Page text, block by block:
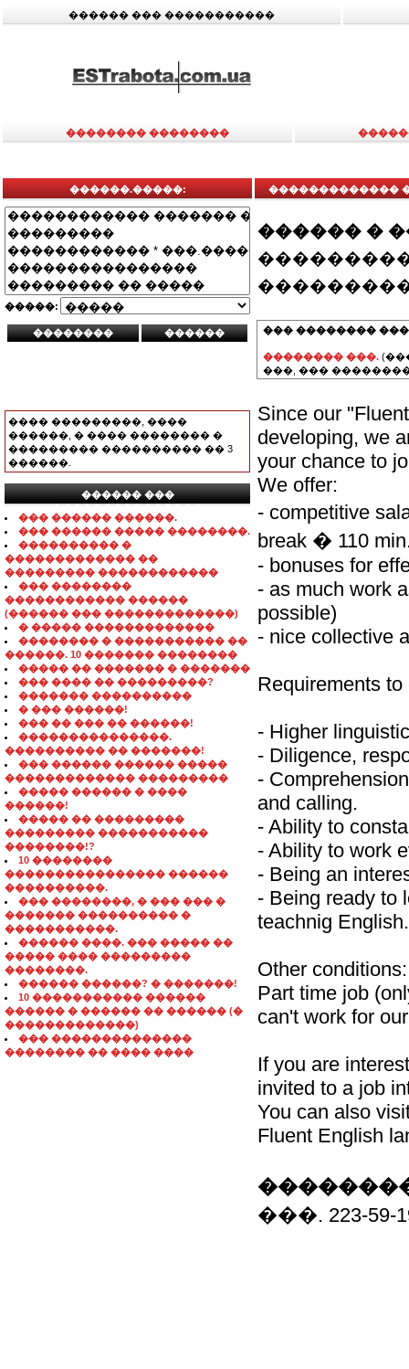
������ ��� �����������
�������� ��������
������.�����:
�����:
���� ���������, ����
������, � ���� �������� �
��������� ���������� �� 3
������.
������ ���
���������������
��� ������ ������.
��� ������ ����� ��������.
���������� �
������������� ��
��������� ������������
��� ��������
������������ ������
(������ ��� �������������)
� ����� �������������
�������� � ����������� ��
������. 10 ������� ��������
����� �� ������� � �������
��� ���� �� ���������?
������� ����������
� ��� ������!
��� �� ��� �� ������!
���������������.
���������� �� �������!
��� ������ ������ �����
������������� ���������
����� ������ � ����
������!
����� �� ���������
��������� �����������
��������!?
10 ��������
���������������� ������
����������.
��� ��������, � ��� ��� �
������� ���������� �
�����������.
������ ����. ��� ����� ��
����� ���� ���������
��������.
������ ������? � �������!
10 ����������� ������
������ � ������ �� ������ (�
�������������)
��� ��������������
�������� �� ���� ����
�������������
������ �
��� ��������
�������� ���.
���, ���
Since our
developing, we
your chance to
We offer:
- competitive
break � 110
- bonuses for
- as much work
possible)
- nice collective
Requirements
- Higher
- Diligence,
-
and calling.
- Ability to
- Ability to work
- Being an
- Being ready to
teachnig English.
Other conditions:
Part time job
can't work for
If you are
invited to a job
You can also
Fluent English
���. 223-59-